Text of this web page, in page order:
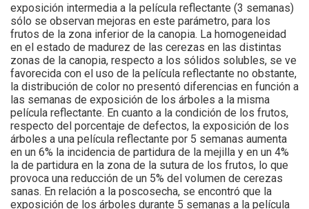
exposición intermedia a la película reflectante (3 semanas)
sólo se observan mejoras en este parámetro, para los
frutos de la zona inferior de la canopia. La homogeneidad
en el estado de madurez de las cerezas en las distintas
zonas de la canopia, respecto a los sólidos solubles, se ve
favorecida con el uso de la película reflectante no obstante,
la distribución de color no presentó diferencias en función a
las semanas de exposición de los árboles a la misma
película reflectante. En cuanto a la condición de los frutos,
respecto del porcentaje de defectos, la exposición de los
árboles a una película reflectante por 5 semanas aumenta
en un 6% la incidencia de partidura de la mejilla y en un 4%
la de partidura en la zona de la sutura de los frutos, lo que
provoca una reducción de un 5% del volumen de cerezas
sanas. En relación a la poscosecha, se encontró que la
exposición de los árboles durante 5 semanas a la película